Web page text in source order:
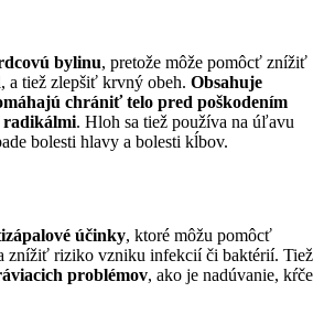
bylinu, pretože môže pomôcť znížiť
a tiež zlepšiť krvný obeh. Obsahuje
chrániť telo pred poškodením
radikálmi. Hloh sa tiež používa na úľavu
bolesti hlavy a bolesti kĺbov.
účinky, ktoré môžu pomôcť
znížiť riziko vzniku infekcií či baktérií. Tiež
problémov, ako je nadúvanie, kŕče